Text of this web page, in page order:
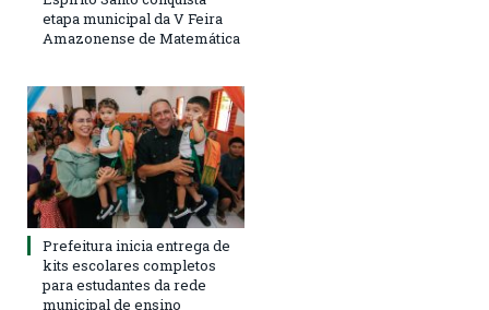
etapa municipal da V Feira
Amazonense de Matemática
Prefeitura inicia entrega de
kits escolares completos
para estudantes da rede
municipal de ensino